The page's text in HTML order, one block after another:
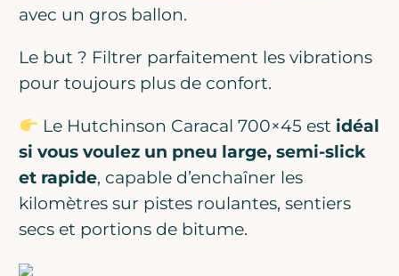
avec un gros ballon.
Le but ? Filtrer parfaitement les vibrations
pour toujours plus de confort.
Le Hutchinson Caracal 700×45 est idéal
si vous voulez un pneu large, semi-slick
et rapide, capable d’enchaîner les
kilomètres sur pistes roulantes, sentiers
secs et portions de bitume.